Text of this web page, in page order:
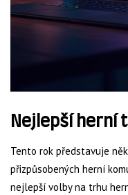
Nejlepší herní
Tento rok představuje
přizpůsobených herní
nejlepší volby na trhu